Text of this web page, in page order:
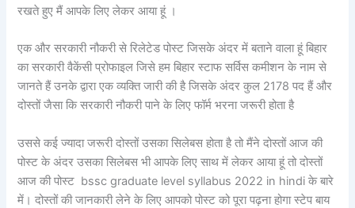
रखते हुए मैं आपके लिए लेकर आया हूं ।
एक और सरकारी नौकरी से रिलेटेड पोस्ट जिसके अंदर में बताने वाला हूं बिहार
का सरकारी वैकेंसी प्रोफाइल जिसे हम बिहार स्टाफ सर्विस कमीशन के नाम से
जानते हैं उनके द्वारा एक व्यक्ति जारी की है जिसके अंदर कुल 2178 पद हैं और
दोस्तों जैसा कि सरकारी नौकरी पाने के लिए फॉर्म भरना जरूरी होता है
उससे कई ज्यादा जरूरी दोस्तों उसका सिलेबस होता है तो मैंने दोस्तों आज की
पोस्ट के अंदर उसका सिलेबस भी आपके लिए साथ में लेकर आया हूं तो दोस्तों
आज की पोस्ट bssc graduate level syllabus 2022 in hindi के बारे
में। दोस्तों की जानकारी लेने के लिए आपको पोस्ट को पूरा पढ़ना होगा स्टेप बाय